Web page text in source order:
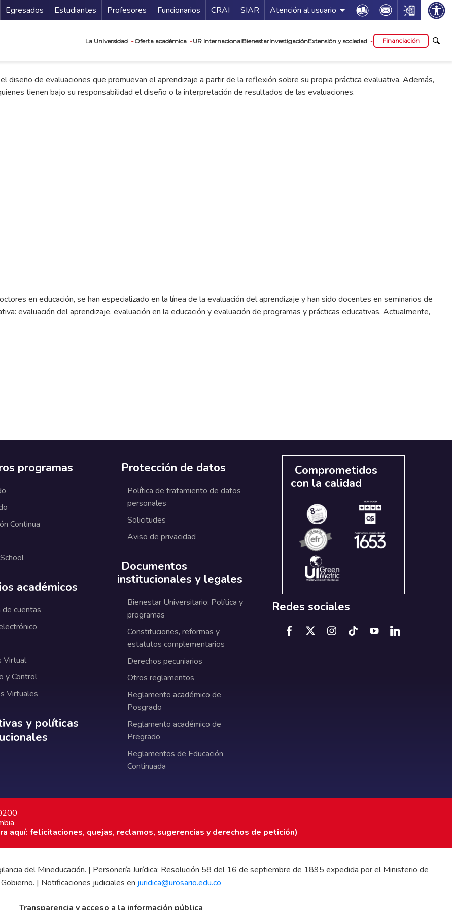
Egresados Estudiantes Profesores Funcionarios Guía de servicios
CRAI SIAR Atención al usuario Icon Icon Icon
La Universidad Oferta académica UR internacionalBienestarInvestigaciónExtensión y sociedad Financiación
de evaluaciones que promuevan el aprendizaje a partir de la reflexión sobre su propia práctica evaluativa. Además,
tienen bajo su responsabilidad el diseño o la interpretación de resultados de las evaluaciones.
en educación, se han especializado en la línea de la evaluación del aprendizaje y han sido docentes en seminarios de
evaluación del aprendizaje, evaluación en la educación y evaluación de programas y prácticas educativas. Actualmente,
programas
Continua
académicos
cuentas
Virtual
y Control
Virtuales
y políticas institucionales
y políticas
Protección de datos
Política de tratamiento de datos
personales
Solicitudes
Aviso de privacidad
Documentos
institucionales y legales
Bienestar Universitario: Política y
programas
Constituciones, reformas y
estatutos complementarios
Derechos pecuniarios
Otros reglamentos
Reglamento académico de
Posgrado
Reglamento académico de
Pregrado
Reglamentos de Educación
Continuada
Comprometidos
con la calidad
Redes sociales
aquí: felicitaciones, quejas, reclamos, sugerencias y derechos de petición)
del Mineducación. | Personería Jurídica: Resolución 58 del 16 de septiembre de 1895 expedida por el Ministerio de
Gobierno. | Notificaciones judiciales en juridica@urosario.edu.co